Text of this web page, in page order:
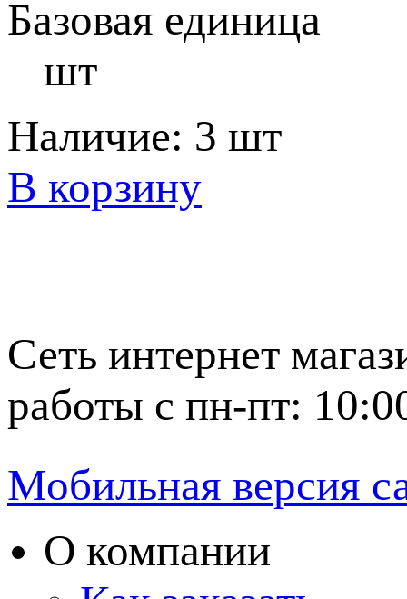
Базовая единица
шт
Наличие: 3 шт
В корзину
Сеть интернет
работы с пн-пт:
Мобильная версия
О компании